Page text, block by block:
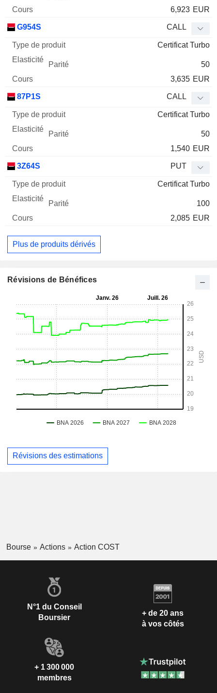
6,923 EUR
G954S CALL
Certificat Turbo
50
3,635 EUR
87P1S CALL
Certificat Turbo
50
1,540 EUR
3Z64S PUT
Certificat Turbo
100
2,085 EUR
Plus de produits dérivés
Révisions de Bénéfices
Révisions des estimations
Bourse Actions Action COST
N°1 du Conseil
Boursier
+ de 20 ans
à vos côtés
+ 1 300 000
membres